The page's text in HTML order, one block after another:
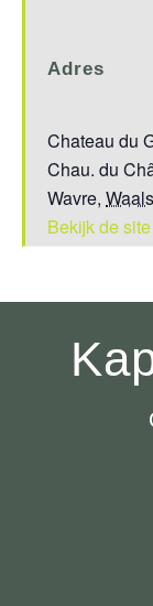
Adres
Chateau du
Chau. du
Wavre,
Bekijk de